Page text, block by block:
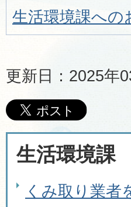
生活環境課への
更新日：2025年
生活環境課
くみ取り業者